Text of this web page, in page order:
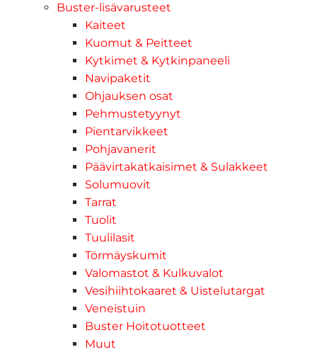
Buster-lisävarusteet
Kaiteet
Kuomut & Peitteet
Kytkimet & Kytkinpaneeli
Navipaketit
Ohjauksen osat
Pehmustetyynyt
Pientarvikkeet
Pohjavanerit
Päävirtakatkaisimet & Sulakkeet
Solumuovit
Tarrat
Tuolit
Tuulilasit
Törmäyskumit
Valomastot & Kulkuvalot
Vesihiihtokaaret & Uistelutargat
Veneistuin
Buster Hoitotuotteet
Muut